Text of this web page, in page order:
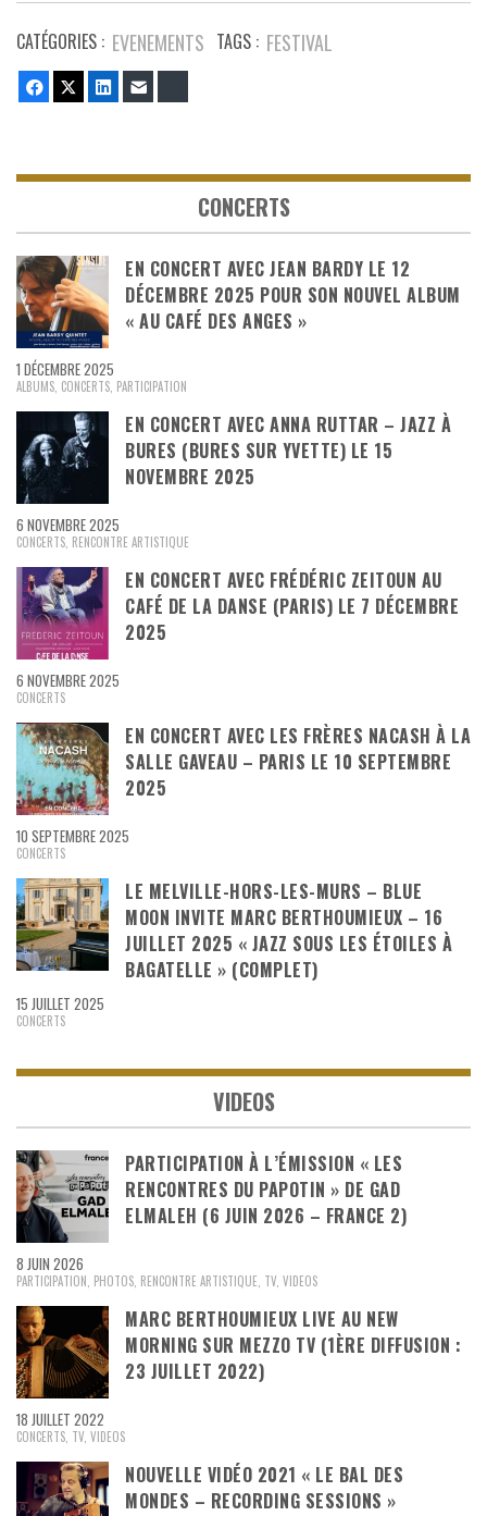
CATÉGORIES : EVENEMENTS TAGS : FESTIVAL
FacebookTwitterLinkedIn
CONCERTS
EN CONCERT AVEC JEAN BARDY LE 12
DÉCEMBRE 2025 POUR SON NOUVEL ALBUM
« AU CAFÉ DES ANGES »
1 DÉCEMBRE 2025
ALBUMS, CONCERTS, PARTICIPATION
EN CONCERT AVEC ANNA RUTTAR – JAZZ À
BURES (BURES SUR YVETTE) LE 15
NOVEMBRE 2025
6 NOVEMBRE 2025
CONCERTS, RENCONTRE ARTISTIQUE
EN CONCERT AVEC FRÉDÉRIC ZEITOUN AU
CAFÉ DE LA DANSE (PARIS) LE 7 DÉCEMBRE
2025
6 NOVEMBRE 2025
CONCERTS
EN CONCERT AVEC LES FRÈRES NACASH À LA
SALLE GAVEAU – PARIS LE 10 SEPTEMBRE
2025
10 SEPTEMBRE 2025
CONCERTS
LE MELVILLE-HORS-LES-MURS – BLUE
MOON INVITE MARC BERTHOUMIEUX – 16
JUILLET 2025 « JAZZ SOUS LES ÉTOILES À
BAGATELLE » (COMPLET)
15 JUILLET 2025
CONCERTS
VIDEOS
PARTICIPATION À L’ÉMISSION « LES
RENCONTRES DU PAPOTIN » DE GAD
ELMALEH (6 JUIN 2026 – FRANCE 2)
8 JUIN 2026
PARTICIPATION PHOTOS RENCONTRE ARTISTIQUE TV VIDEOS
MARC BERTHOUMIEUX LIVE AU NEW
MORNING SUR MEZZO TV (1ÈRE DIFFUSION :
23 JUILLET 2022)
18 JUILLET 2022
CONCERTS TV VIDEOS
NOUVELLE VIDÉO 2021 « LE BAL DES
MONDES – RECORDING SESSIONS »